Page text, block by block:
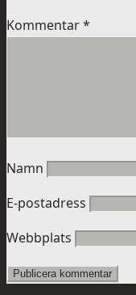
Kommentar*
Namn
E-postadress
Webbplats